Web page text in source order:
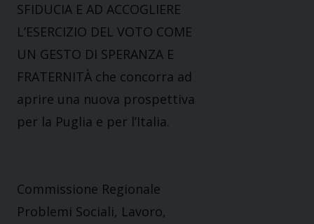
SFIDUCIA E AD ACCOGLIERE
L’ESERCIZIO DEL VOTO COME
UN GESTO DI SPERANZA E
FRATERNITÀ che concorra ad
aprire una nuova prospettiva
per la Puglia e per l’Italia.
Commissione Regionale
Problemi Sociali, Lavoro,